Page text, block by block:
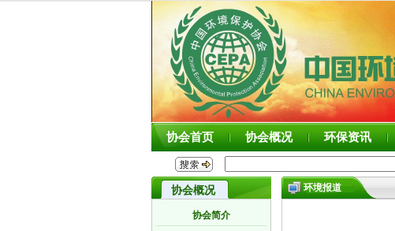
协会首页 协会概况 环保资讯
协会概况
协会简介
环境报道